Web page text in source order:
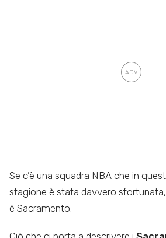
Se c’è una squadra NBA che in
stagione è stata davvero
è Sacramento.